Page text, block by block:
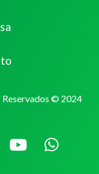
Reservados © 2024